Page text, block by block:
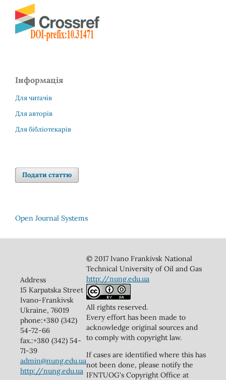
Інформація
Для читачів
Для авторів
Для бібліотекарів
Подати статтю
Open Journal Systems
Address
15 Karpatska Street
Ivano-Frankivsk
Ukraine, 76019
phone:+380 (342)
54-72-66
fax.:+380 (342) 54-
71-39
admin@nung.edu.ua
http://nung.edu.ua
© 2017 Ivano Frankivsk National
Technical University of Oil and Gas
http://nung.edu.ua
All rights reserved.
Every effort has been made to
acknowledge original sources and
to comply with copyright law.
If cases are identified where this has
not been done, please notify the
IFNTUOG's Copyright Office at